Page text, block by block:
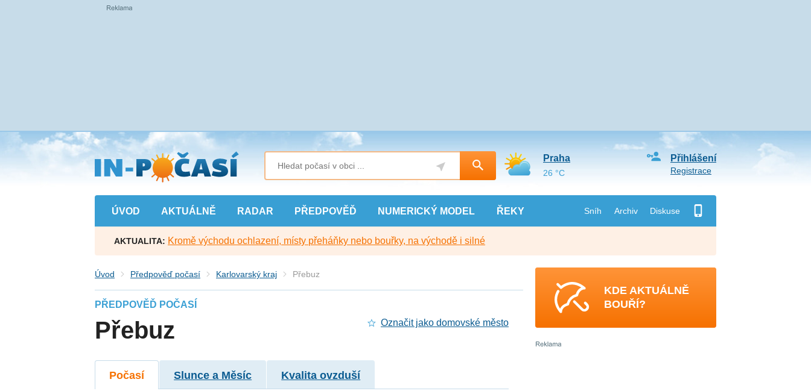
Přejít
na
hlavní
obsah
ÚVOD AKTUÁLNĚ RADAR PŘEDPOVĚĎ NUMERICKÝ MODEL ŘEKY Sníh Archiv Diskuse
Přihlášení
Registrace
Praha
26 °C
AKTUALITA: Kromě východu ochlazení, místy přeháňky nebo bouřky, na východě i silné
Úvod Předpověď počasí Karlovarský kraj Přebuz
PŘEDPOVĚĎ POČASÍ
Přebuz Označit jako domovské město
Počasí Slunce a Měsíc Kvalita ovzduší
KDE AKTUÁLNĚ
BOUŘÍ?